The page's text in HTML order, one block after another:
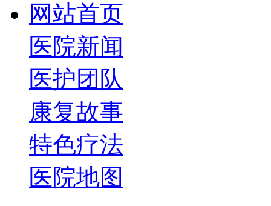
网站首页
医院新闻
医护团队
康复故事
特色疗法
医院地图